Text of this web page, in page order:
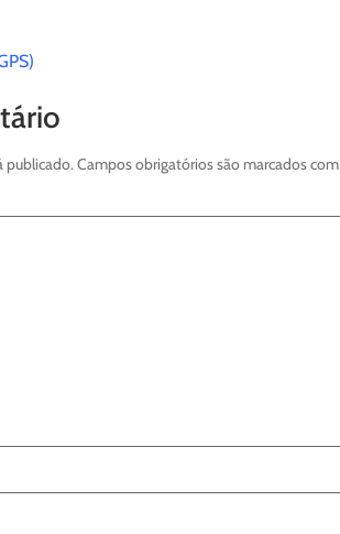
publicado.Campos obrigatórios são marcados com